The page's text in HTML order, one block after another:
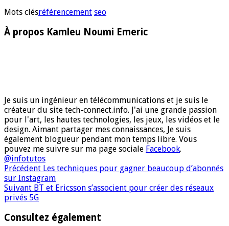
Mots clésréférencement seo
À propos Kamleu Noumi Emeric
Je suis un ingénieur en télécommunications et je suis le
créateur du site tech-connect.info. J'ai une grande passion
pour l'art, les hautes technologies, les jeux, les vidéos et le
design. Aimant partager mes connaissances, Je suis
également blogueur pendant mon temps libre. Vous
pouvez me suivre sur ma page sociale Facebook.
@infotutos
Précédent Les techniques pour gagner beaucoup d’abonnés
sur Instagram
Suivant BT et Ericsson s’associent pour créer des réseaux
privés 5G
Consultez également